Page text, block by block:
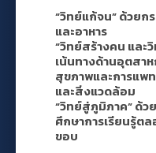
“วิทย์แก้จน” ด้วยก
และอาหาร
“วิทย์สร้างคน และ
เน้นทางด้านอุตสา
สุขภาพและการแพ
และสิ่งแวดล้อม
“วิทย์สู่ภูมิภาค” ด้ว
ศึกษาการเรียนรู้ต
ขอบ